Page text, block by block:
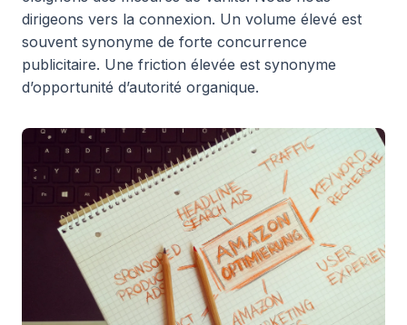
dirigeons vers la connexion. Un volume élevé est
souvent synonyme de forte concurrence
publicitaire. Une friction élevée est synonyme
d’opportunité d’autorité organique.